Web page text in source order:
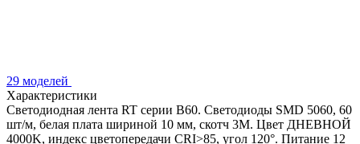
29 моделей
Характеристики
Светодиодная лента RT серии B60. Светодиоды SMD 5060, 60
шт/м, белая плата шириной 10 мм, скотч 3M. Цвет ДНЕВНОЙ
4000K, индекс цветопередачи CRI>85, угол 120°. Питание 12